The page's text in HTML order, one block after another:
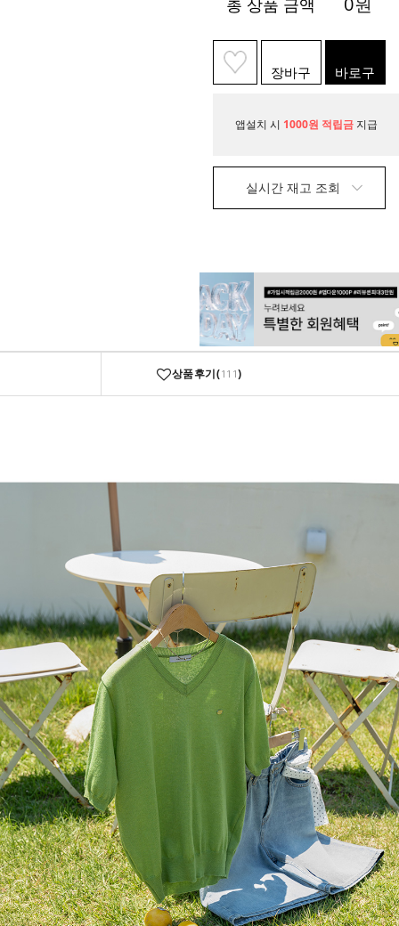
총 상품 금액
장바구
니
바로구
매
앱설치 시 1000원 적립금 지급
실시간 재고 조회
상품후기(111)